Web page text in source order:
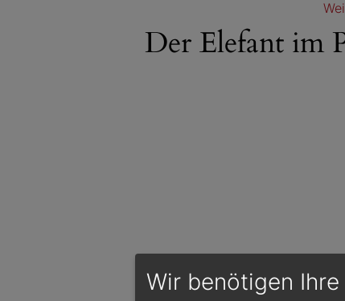
Der Elefant im
Wir benötigen